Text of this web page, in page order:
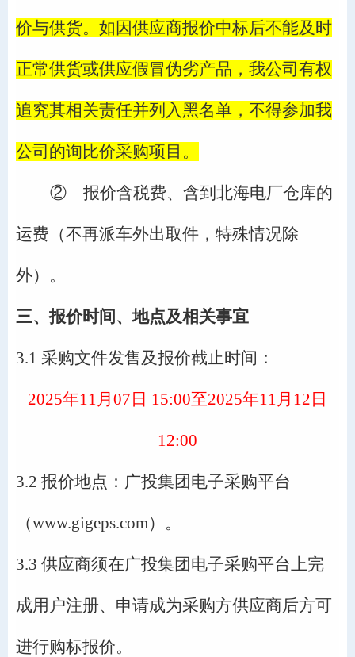
价与供货。如因供应商报价中标后不能及时
正常供货或供应假冒伪劣产品，我公司有权
追究其相关责任并列入黑名单，不得参加我
公司的询比价采购项目。
② 报价含税费、含到北海电厂仓库的
运费（不再派车外出取件，特殊情况除
外）。
三、报价时间、地点及相关事宜
3.1 采购文件发售及报价截止时间：
2025年11月 07 日 15:00至2025年11月 12 日
12:00
3.2 报价地点：广投集团电子采购平台
（www.gigeps.com）。
3.3 供应商须在广投集团电子采购平台上完
成用户注册、申请成为采购方供应商后方可
进行购标报价。